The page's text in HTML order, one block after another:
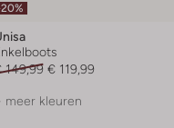
149,99 € 119,99
meer kleuren